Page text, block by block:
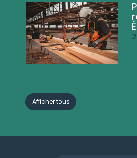
Afficher tous